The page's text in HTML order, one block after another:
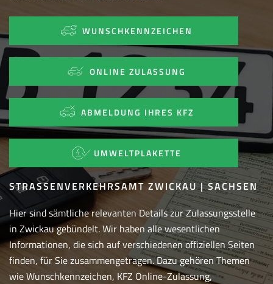
WUNSCHKENNZEICHEN
ONLINE ZULASSUNG
ABMELDUNG IHRES KFZ
UMWELTPLAKETTE
STRASSENVERKEHRSAMT ZWICKAU | SACHSEN
Hier sind sämtliche relevanten Details zur Zulassungsstelle
in Zwickau gebündelt. Wir haben alle wesentlichen
Informationen, die sich auf verschiedenen offiziellen Seiten
finden, für Sie zusammengetragen. Dazu gehören Themen
wie Wunschkennzeichen, KFZ Online-Zulassung,